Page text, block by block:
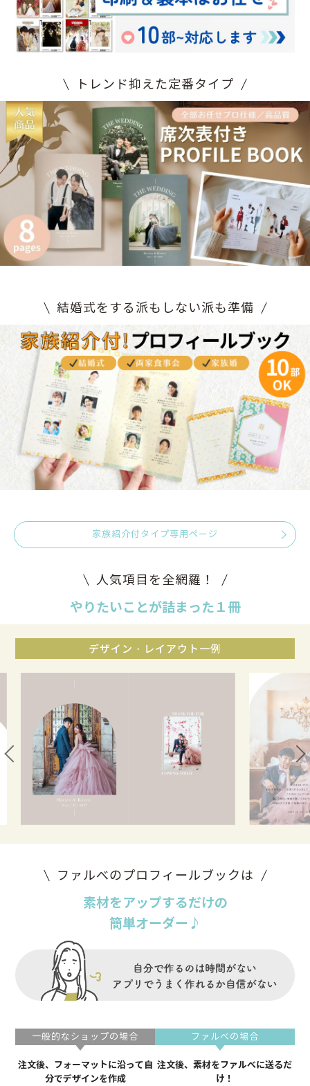
トレンド抑えた定番タイプ
結婚式をする派もしない派も準備
家族紹介付タイプ専用ページ
人気項目を全網羅！
やりたいことが詰まった１冊
デザイン・レイアウト一例
ファルべのプロフィールブックは
素材をアップするだけの
簡単オーダー♪
一般的なショップの場合
注文後、フォーマットに沿って自
分でデザインを作成
ファルべの場合
注文後、素材をファルべに送るだ
け！